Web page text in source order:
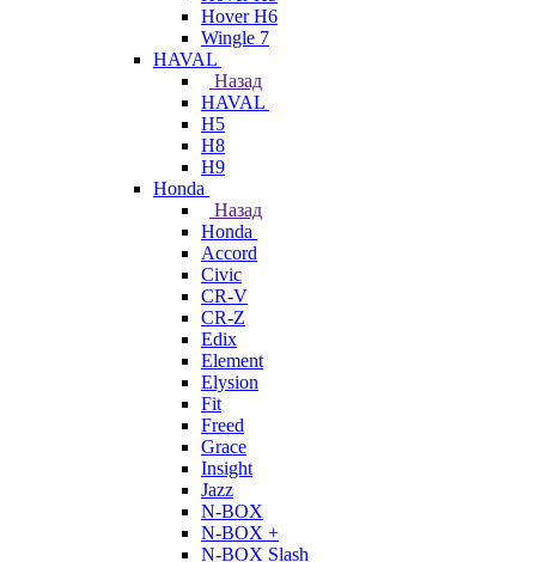
Hover H6
Wingle 7
HAVAL
Назад
HAVAL
H5
H8
H9
Honda
Назад
Honda
Accord
Civic
CR-V
CR-Z
Edix
Element
Elysion
Fit
Freed
Grace
Insight
Jazz
N-BOX
N-BOX +
N-BOX Slash